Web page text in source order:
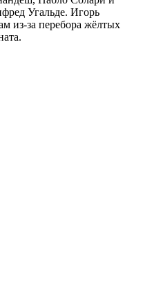
Угальде. Игорь
из-за перебора жёлтых